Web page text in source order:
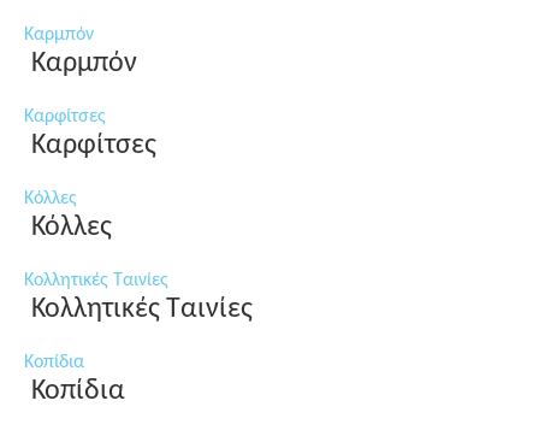
Καρμπόν
Καρμπόν
Καρφίτσες
Καρφίτσες
Κόλλες
Κόλλες
Κολλητικές Ταινίες
Κολλητικές Ταινίες
Κοπίδια
Κοπίδια